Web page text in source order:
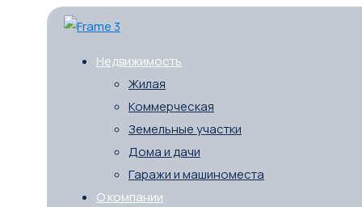
Недвижимость
Жилая
Коммерческая
Земельные участки
Дома и дачи
Гаражи и машиноместа
О компании